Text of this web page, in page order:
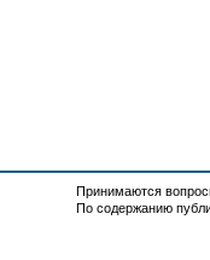
Принимаются
По содержанию